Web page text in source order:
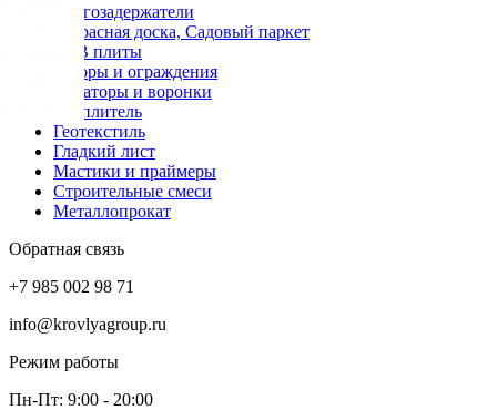
Снегозадержатели
Террасная доска, Садовый паркет
OSB плиты
Заборы и ограждения
Аэраторы и воронки
Утеплитель
Геотекстиль
Гладкий лист
Мастики и праймеры
Строительные смеси
Металлопрокат
Обратная связь
+7 985 002 98 71
info@krovlyagroup.ru
Режим работы
Пн-Пт: 9:00 - 20:00